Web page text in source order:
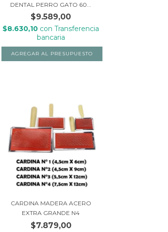
DENTAL PERRO GATO 60...
$9.589,00
$8.630,10 con Transferencia
bancaria
CARDINA MADERA ACERO
EXTRA GRANDE N4
$7.879,00